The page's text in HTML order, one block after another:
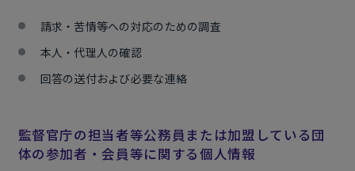
請求・苦情等への対応のための調査
本人・代理人の確認
回答の送付および必要な連絡
監督官庁の担当者等公務員または加盟している団
体の参加者・会員等に関する個人情報